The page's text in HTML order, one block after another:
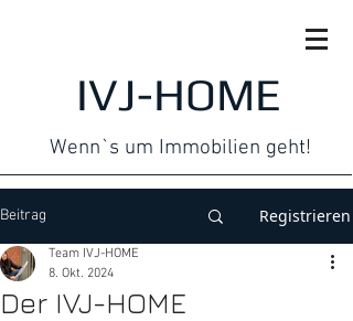
IVJ-HOME
Wenn`s um Immobilien geht!
Beitrag Registrieren
Der IVJ-HOME
Team IVJ-HOME
8. Okt. 2024